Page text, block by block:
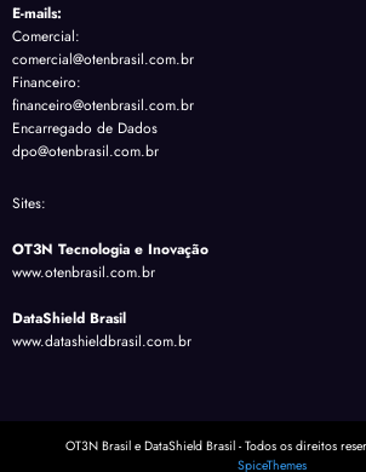
E-mails:
Comercial:
comercial@otenbrasil.com.br
Financeiro:
financeiro@otenbrasil.com.br
Encarregado de Dados
dpo@otenbrasil.com.br
Sites:
OT3N Tecnologia e Inovação
www.otenbrasil.com.br
DataShield Brasil
www.datashieldbrasil.com.br
OT3N Brasil e DataShield Brasil - Todos os direitos
SpiceThemes